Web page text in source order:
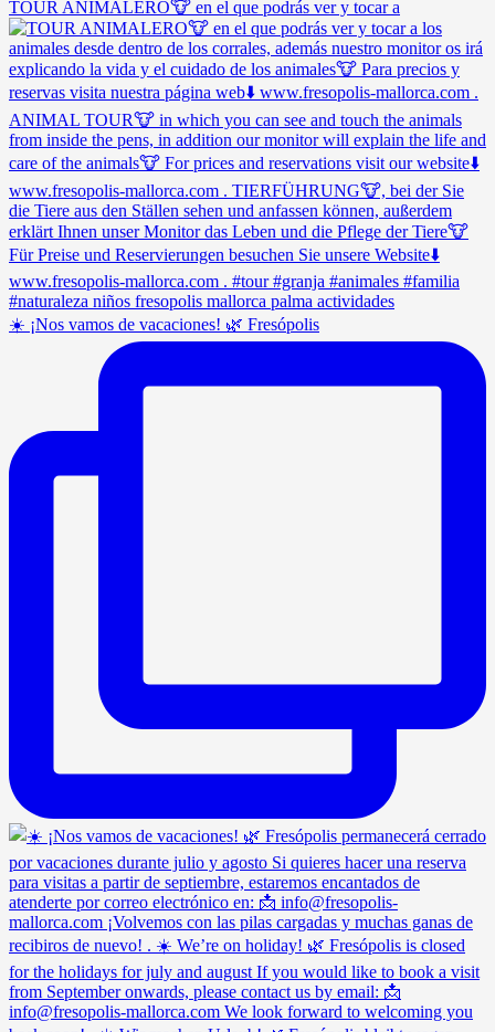
TOUR ANIMALERO🐮 en el que podrás ver y tocar a
☀️ ¡Nos vamos de vacaciones! 🌿 Fresópolis